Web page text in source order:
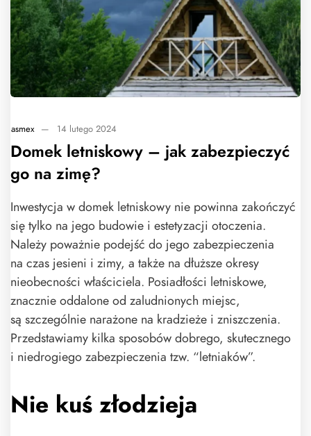
asmex — 14 lutego 2024
Domek letniskowy – jak zabezpieczyć
go na zimę?
Inwestycja w domek letniskowy nie powinna zakończyć
się tylko na jego budowie i estetyzacji otoczenia.
Należy poważnie podejść do jego zabezpieczenia
na czas jesieni i zimy, a także na dłuższe okresy
nieobecności właściciela. Posiadłości letniskowe,
znacznie oddalone od zaludnionych miejsc,
są szczególnie narażone na kradzieże i zniszczenia.
Przedstawiamy kilka sposobów dobrego, skutecznego
i niedrogiego zabezpieczenia tzw. “letniaków”.
Nie kuś złodzieja